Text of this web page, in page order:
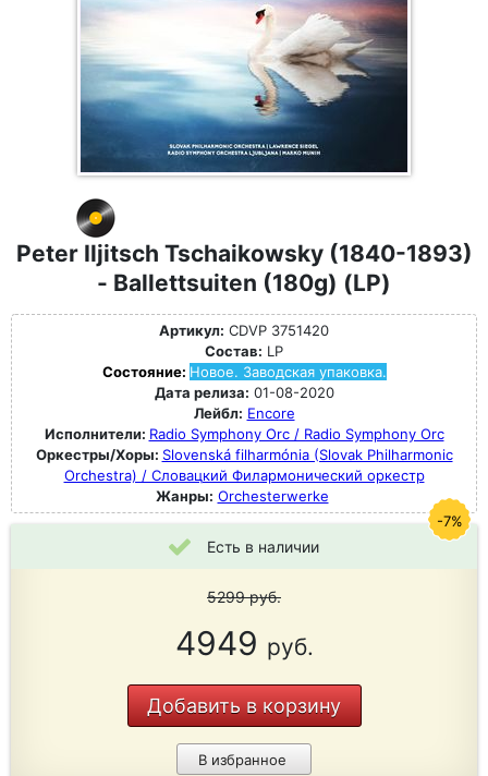
Peter Iljitsch Tschaikowsky (1840-1893)
- Ballettsuiten (180g) (LP)
Артикул: CDVP 3751420
Состав: LP
Состояние: Новое. Заводская упаковка.
Дата релиза: 01-08-2020
Лейбл: Encore
Исполнители: Radio Symphony Orc / Radio Symphony Orc
Оркестры/Хоры: Slovenská filharmónia (Slovak Philharmonic
Orchestra) / Словацкий Филармонический оркестр
Жанры: Orchesterwerke
Есть в наличии
5299руб.
4949 руб.
Добавить в корзину
В избранное
-7%